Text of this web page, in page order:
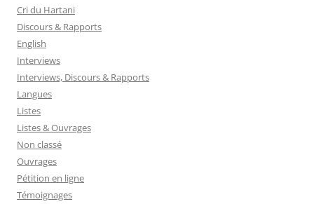
Cri du Hartani
Discours & Rapports
English
Interviews
Interviews, Discours & Rapports
Langues
Listes
Listes & Ouvrages
Non classé
Ouvrages
Pétition en ligne
Témoignages